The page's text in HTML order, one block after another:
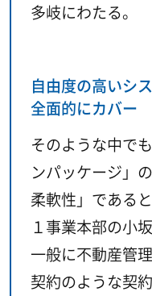
多岐にわたる。
自由度の高いシ
全面的にカバー
そのような中で
ンパッケージ」
柔軟性」である
１事業本部の小
一般に不動産管
契約のような契